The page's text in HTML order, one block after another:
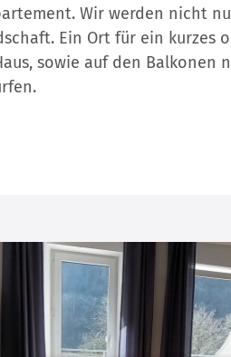
Wir werden nicht
Ein Ort für ein kurzes
sowie auf den Balkonen